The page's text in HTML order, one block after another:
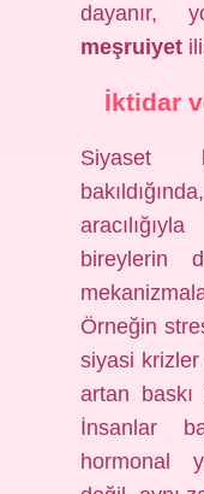
dayanır,
meşruiyet
İktidar
Siyaset
bireylerin
Örneğin
siyasi
artan baskı
İnsanlar
hormonal